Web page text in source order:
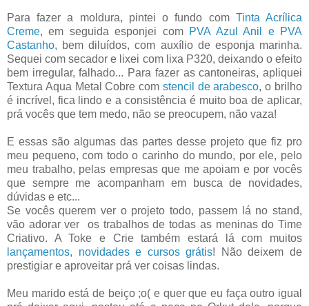
Para fazer a moldura, pintei o fundo com Tinta Acrílica
Creme, em seguida esponjei com PVA Azul Anil e PVA
Castanho, bem diluídos, com auxílio de esponja marinha.
Sequei com secador e lixei com lixa P320, deixando o efeito
bem irregular, falhado... Para fazer as cantoneiras, apliquei
Textura Aqua Metal Cobre com stencil de arabesco, o brilho
é incrível, fica lindo e a consistência é muito boa de aplicar,
prá vocês que tem medo, não se preocupem, não vaza!
E essas são algumas das partes desse projeto que fiz pro
meu pequeno, com todo o carinho do mundo, por ele, pelo
meu trabalho, pelas empresas que me apoiam e por vocês
que sempre me acompanham em busca de novidades,
dúvidas e etc...
Se vocês querem ver o projeto todo, passem lá no stand,
vão adorar ver os trabalhos de todas as meninas do Time
Criativo. A Toke e Crie também estará lá com muitos
lançamentos, novidades e cursos grátis! Não deixem de
prestigiar e aproveitar prá ver coisas lindas.
Meu marido está de beiço ;o( e quer que eu faça outro igual